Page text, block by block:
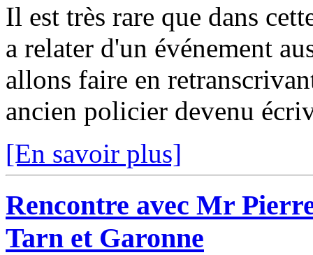
Il est très rare que dans
a relater d'un événement
allons faire en
ancien policier devenu
[En savoir plus]
Rencontre avec Mr
Tarn et Garonne